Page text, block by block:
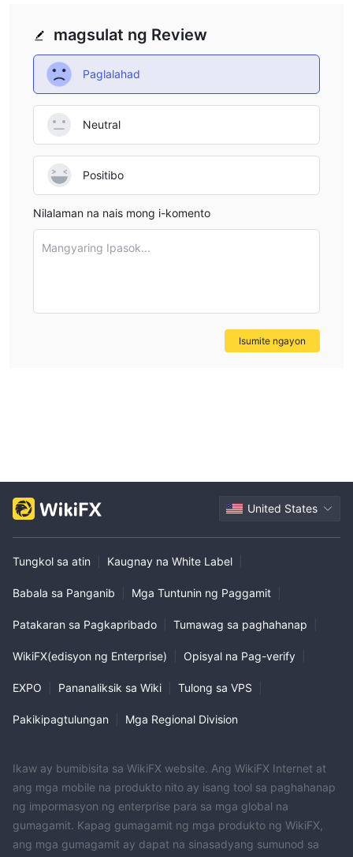
magsulat ng Review
Paglalahad
Neutral
Positibo
Nilalaman na nais mong i-komento
Mangyaring Ipasok...
Isumite ngayon
United States
Tungkol sa atin Kaugnay na White Label
Babala sa Panganib Mga Tuntunin ng Paggamit
Patakaran sa Pagkapribado Tumawag sa paghahanap
WikiFX(edisyon ng Enterprise) Opisyal na Pag-verify
EXPO Pananaliksik sa Wiki Tulong sa VPS
Pakikipagtulungan Mga Regional Division
Ikaw ay bumibisita sa WikiFX website. Ang WikiFX Internet at
ang mga mobile na produkto nito ay isang tool sa paghahanap
ng impormasyon ng enterprise para sa mga global na
gumagamit. Kapag gumagamit ng mga produkto ng WikiFX,
ang mga gumagamit ay dapat na sinasadyang sumunod sa